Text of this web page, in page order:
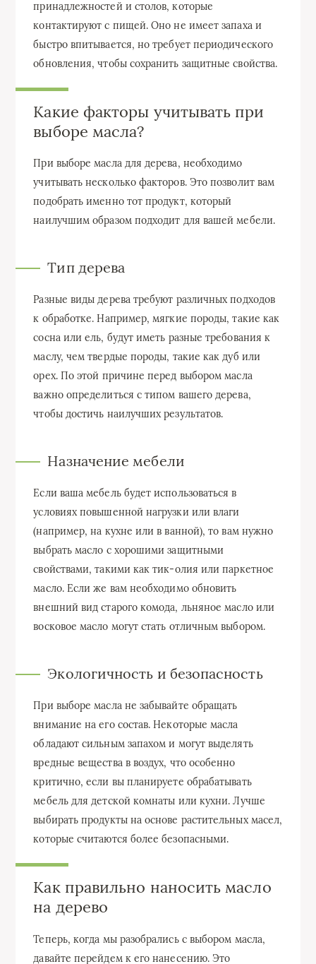
принадлежностей и столов, которые
контактируют с пищей. Оно не имеет запаха и
быстро впитывается, но требует периодического
обновления, чтобы сохранить защитные свойства.
Какие факторы учитывать при
выборе масла?
При выборе масла для дерева, необходимо
учитывать несколько факторов. Это позволит вам
подобрать именно тот продукт, который
наилучшим образом подходит для вашей мебели.
Тип дерева
Разные виды дерева требуют различных подходов
к обработке. Например, мягкие породы, такие как
сосна или ель, будут иметь разные требования к
маслу, чем твердые породы, такие как дуб или
орех. По этой причине перед выбором масла
важно определиться с типом вашего дерева,
чтобы достичь наилучших результатов.
Назначение мебели
Если ваша мебель будет использоваться в
условиях повышенной нагрузки или влаги
(например, на кухне или в ванной), то вам нужно
выбрать масло с хорошими защитными
свойствами, такими как тик-олия или паркетное
масло. Если же вам необходимо обновить
внешний вид старого комода, льняное масло или
восковое масло могут стать отличным выбором.
Экологичность и безопасность
При выборе масла не забывайте обращать
внимание на его состав. Некоторые масла
обладают сильным запахом и могут выделять
вредные вещества в воздух, что особенно
критично, если вы планируете обрабатывать
мебель для детской комнаты или кухни. Лучше
выбирать продукты на основе растительных масел,
которые считаются более безопасными.
Как правильно наносить масло
на дерево
Теперь, когда мы разобрались с выбором масла,
давайте перейдем к его нанесению. Это